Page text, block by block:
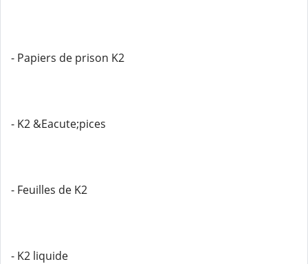
- Papiers de prison K2
- K2 &Eacute;pices
- Feuilles de K2
- K2 liquide